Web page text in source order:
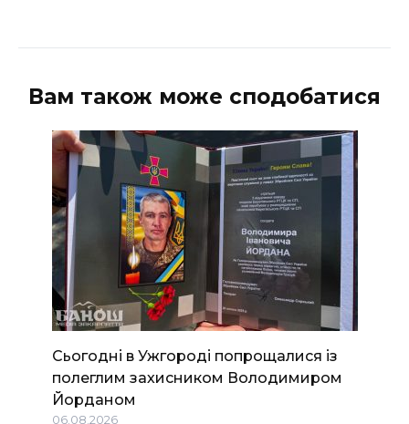
Вам також може сподобатися
Сьогодні в Ужгороді попрощалися із
полеглим захисником Володимиром
Йорданом
06.08.2026